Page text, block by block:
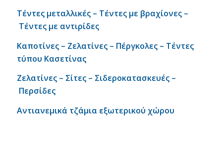
Τέντες μεταλλικές – Τέντες με βραχίονες –
Τέντες με αντιρίδες
Καποτίνες – Ζελατίνες – Πέργκολες– Τέντες
τύπου Κασετίνας
Ζελατίνες – Σίτες – Σιδεροκατασκευές –
Περσίδες
Αντιανεμικά τζάμια εξωτερικού χώρου